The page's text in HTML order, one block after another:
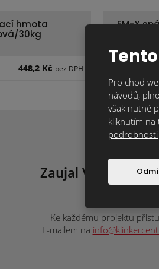
hmota
30kg
448,2 Kč bez DPH
FM-X
Zaujal Vás tento
Ke každému projektu
E-mailem na
Pro chod
návodů,
však nutné
kliknutím na
podrobnosti